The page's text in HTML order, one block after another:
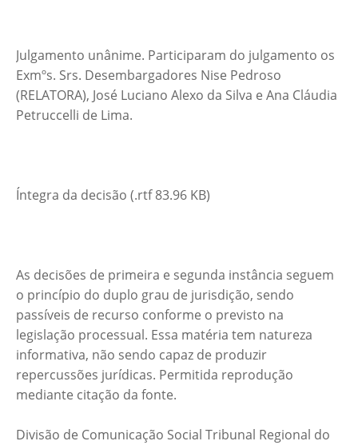
Julgamento unânime. Participaram do julgamento os
Exmºs. Srs. Desembargadores Nise Pedroso
(RELATORA), José Luciano Alexo da Silva e Ana Cláudia
Petruccelli de Lima.
Íntegra da decisão (.rtf 83.96 KB)
As decisões de primeira e segunda instância seguem
o princípio do duplo grau de jurisdição, sendo
passíveis de recurso conforme o previsto na
legislação processual. Essa matéria tem natureza
informativa, não sendo capaz de produzir
repercussões jurídicas. Permitida reprodução
mediante citação da fonte.
Divisão de Comunicação Social Tribunal Regional do